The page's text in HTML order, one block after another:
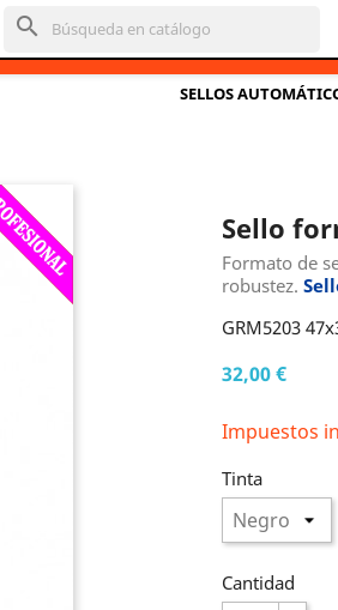
search
SELLOS
Sello
Formato de
robustez.
GRM5203
32,00 €
Impuestos
Tinta
Cantidad